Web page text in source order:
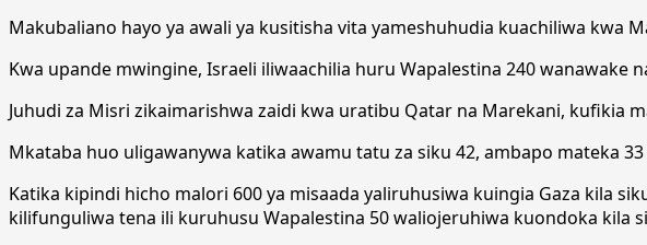
Makubaliano hayo ya awali ya kusitisha vita yameshuhudia kuachiliwa kwa
Kwa upande mwingine, Israeli iliwaachilia huru Wapalestina 240
Juhudi za Misri zikaimarishwa zaidi kwa uratibu Qatar na Marekani, kufikia
Mkataba huo uligawanywa katika awamu tatu za siku 42, ambapo mateka
Katika kipindi hicho malori 600 ya misaada yaliruhusiwa kuingia Gaza kila
kilifunguliwa tena ili kuruhusu Wapalestina 50 waliojeruhiwa kuondoka kila